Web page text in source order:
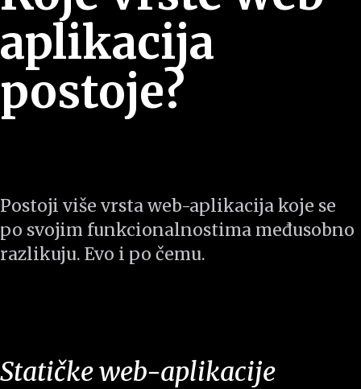
aplikacija
postoje?
Postoji više vrsta web-aplikacija koje se
po svojim funkcionalnostima međusobno
razlikuju. Evo i po čemu.
Statičke web-aplikacije